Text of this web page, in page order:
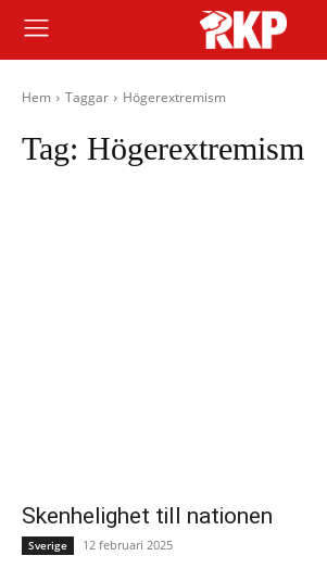
Hem Taggar Högerextremism
Tag: Högerextremism
Skenhelighet till nationen
Sverige 12 februari 2025